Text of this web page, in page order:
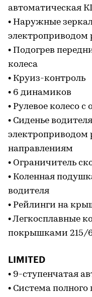
автоматическая
• Наружные
электроприводом
• Подогрев
колеса
• Круиз-контроль
• 6 динамиков
• Рулевое колесо
• Сиденье
электроприводом
направлениям
• Ограничитель
• Коленная
водителя
• Рейлинги на
• Легкосплавные
покрышками 215/
LIMITED
• 9-ступенчатая
• Система